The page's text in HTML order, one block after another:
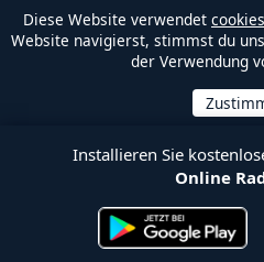
Diese Website verwendet cookies
Website navigierst, stimmst du
der Verwendung
Installieren Sie
Online